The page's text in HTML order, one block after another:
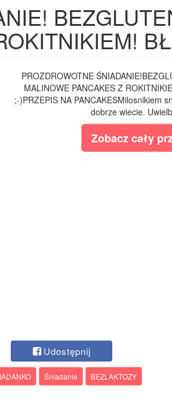
PROZDROWOTNE
MALINOWE PANCAKES Z
;-)PRZEPIS NA PANCAKESMilosnikiem
dobrze wiecie.
Zobacz cały
Udostępnij
Śniadanie BEZLAKTOZY